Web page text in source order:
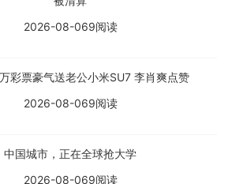
2026-08-069阅读
彩票豪气送老公小米SU7 李肖爽点赞
2026-08-069阅读
中国城市，正在全球抢大学
2026-08-069阅读